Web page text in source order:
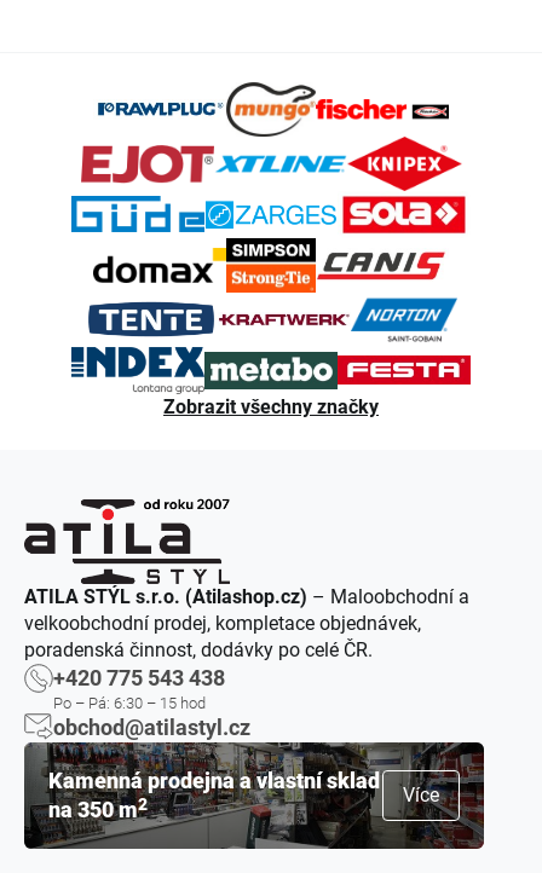
Zobrazit všechny značky
ATILA STÝL s.r.o. (Atilashop.cz) – Maloobchodní a
velkoobchodní prodej, kompletace objednávek,
poradenská činnost, dodávky po celé ČR.
+420 775 543 438
Po – Pá: 6:30 – 15 hod
obchod@atilastyl.cz
Kamenná prodejna a vlastní sklad
na 350 m2 Více